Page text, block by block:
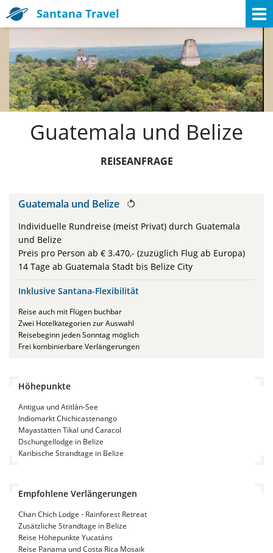
Santana Travel
Guatemala und Belize
REISEANFRAGE
Guatemala und Belize 
Individuelle Rundreise (meist Privat) durch Guatemala
und Belize
Preis pro Person ab € 3.470,- (zuzüglich Flug ab Europa)
14 Tage ab Guatemala Stadt bis Belize City
Inklusive Santana-Flexibilität
Reise auch mit Flügen buchbar
Zwei Hotelkategorien zur Auswahl
Reisebeginn jeden Sonntag möglich
Frei kombinierbare Verlängerungen
Höhepunkte
Antigua und Atitlán-See
Indiomarkt Chichicastenango
Mayastätten Tikal und Caracol
Dschungellodge in Belize
Karibische Strandtage in Belize
Empfohlene Verlängerungen
Chan Chich Lodge - Rainforest Retreat
Zusätzliche Strandtage in Belize
Reise Höhepunkte Yucatáns
Reise Panama und Costa Rica Mosaik